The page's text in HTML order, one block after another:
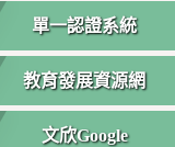
單一認證系統
教育發展資源網
文欣Google